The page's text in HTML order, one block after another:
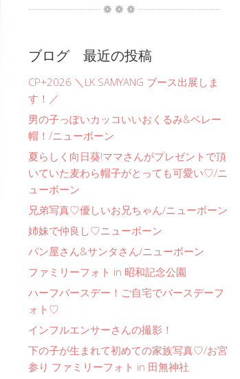
┈┈┈┈┈┈┈ ❁ ❁ ❁ ┈┈┈┈┈┈┈┈
ブログ 最近の投稿
CP+2026 ＼LK SAMYANG ブース出展しま
す！／
男の子っぽいカッコいいおくるみ&ベレー
帽！/ニューボーン
夏らしく向日葵!ママさんがプレゼントで頂
いていた麦わら帽子がとっても可愛い♡/ニ
ューボーン
兄弟写真♡優しいお兄ちゃん/ニューボーン
姉妹で仲良し♡ニューボーン
パン屋さん&サンタさん/ニューボーン
ファミリーフォト in 昭和記念公園
ハーフバースデー！ご自宅でバースデーフ
ォト♡
インフルエンサーさんの撮影！
下の子が生まれて初めての家族写真♡/お宮
参り ファミリーフォト in 田無神社